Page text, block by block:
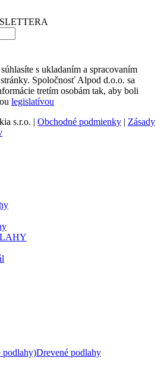
s ukladaním a spracovaním
Spoločnosť Alpod d.o.o. sa
tretím osobám tak, aby boli
legislatívou
s.r.o. | Obchodné podmienky | Zásady
podlahy)Drevené podlahy